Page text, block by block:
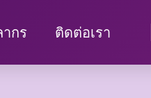
กร ติดต่อเรา